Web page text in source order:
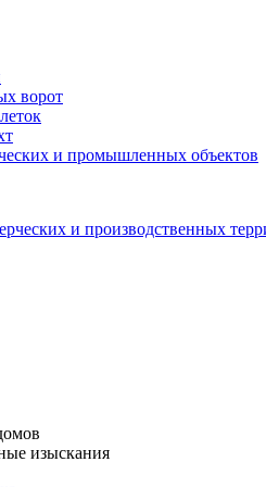
ворот
и промышленных объектов
и производственных
изыскания